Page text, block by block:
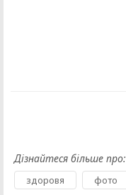
Дізнайтеся більше про:
здоровя фото